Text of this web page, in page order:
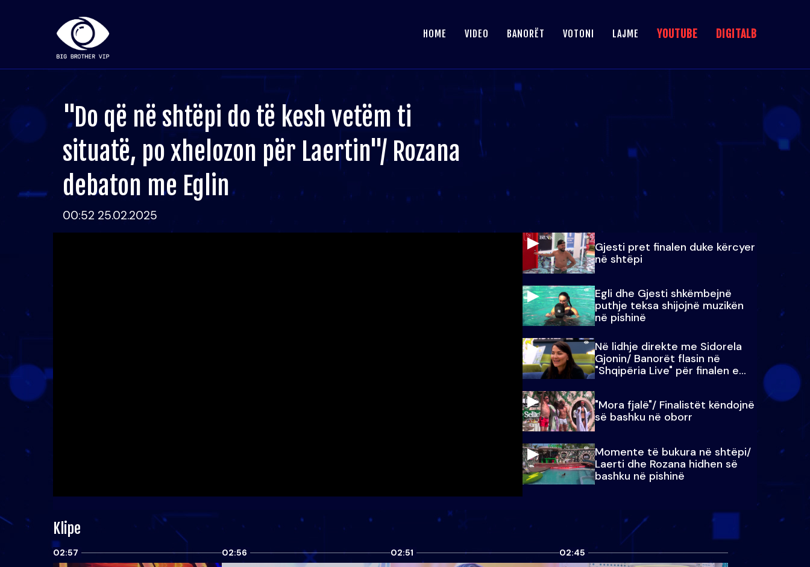
HOME VIDEO BANORËT VOTONI LAJME YOUTUBE DIGITALB
"Do që në shtëpi do të kesh vetëm ti
situatë, po xhelozon për Laertin"/ Rozana
debaton me Eglin
00:52 25.02.2025
Gjesti pret finalen duke kërcyer
në shtëpi
Egli dhe Gjesti shkëmbejnë
puthje teksa shijojnë muzikën
në pishinë
Në lidhje direkte me Sidorela
Gjonin/ Banorët flasin në
"Shqipëria Live" për finalen e
madhe
"Mora fjalë"/ Finalistët këndojnë
së bashku në oborr
Momente të bukura në shtëpi/
Laerti dhe Rozana hidhen së
bashku në pishinë
Klipe
02:57 02:56 02:51 02:45